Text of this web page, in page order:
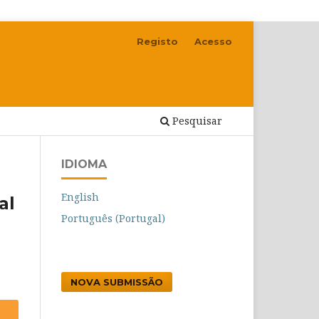
Pesquisar
Registo Acesso
IDIOMA
English
Português (Portugal)
NOVA SUBMISSÃO